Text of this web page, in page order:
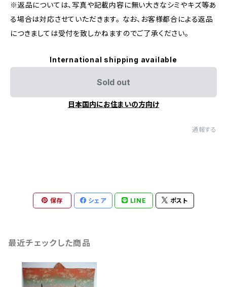
※返品については、写真や記載内容に無い大きなシミやキズ等あ
る場合は対応させていただきます。 なお、お客様都合による返品
につきましては受付を致しかねますのでご了承ください。
International shipping available
Sold out
日本国内にお住まいの方向け
通報する
保存 シェア LINE ポスト
最近チェックした商品